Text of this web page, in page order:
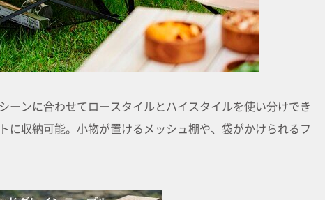
ーンに合わせてロースタイルとハイスタイルを使い分けでき
に収納可能。小物が置けるメッシュ棚や、袋がかけられるフ